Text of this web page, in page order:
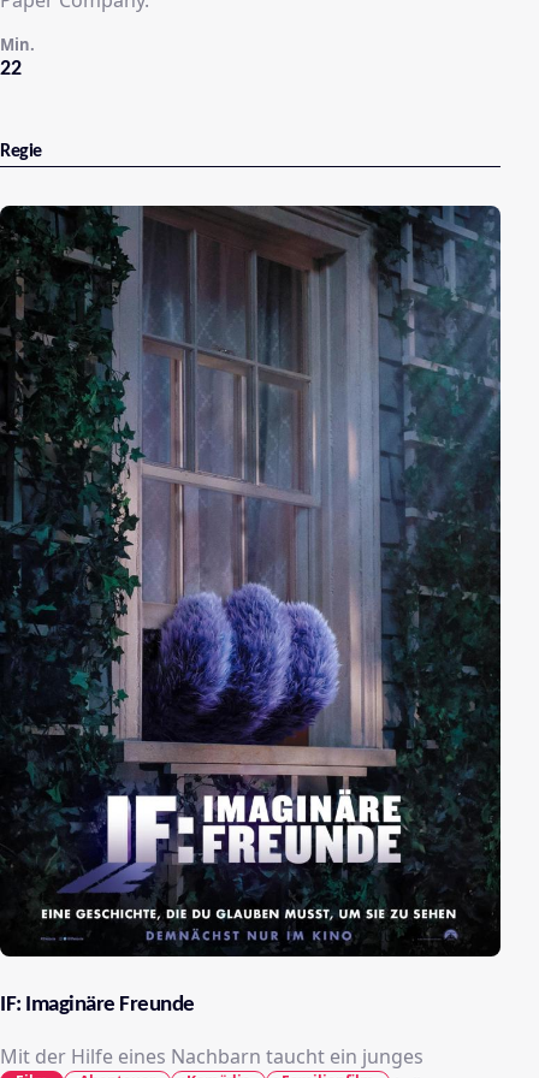
22
Min.
Regie
IF: Imaginäre Freunde
Mit der Hilfe eines Nachbarn taucht ein junges